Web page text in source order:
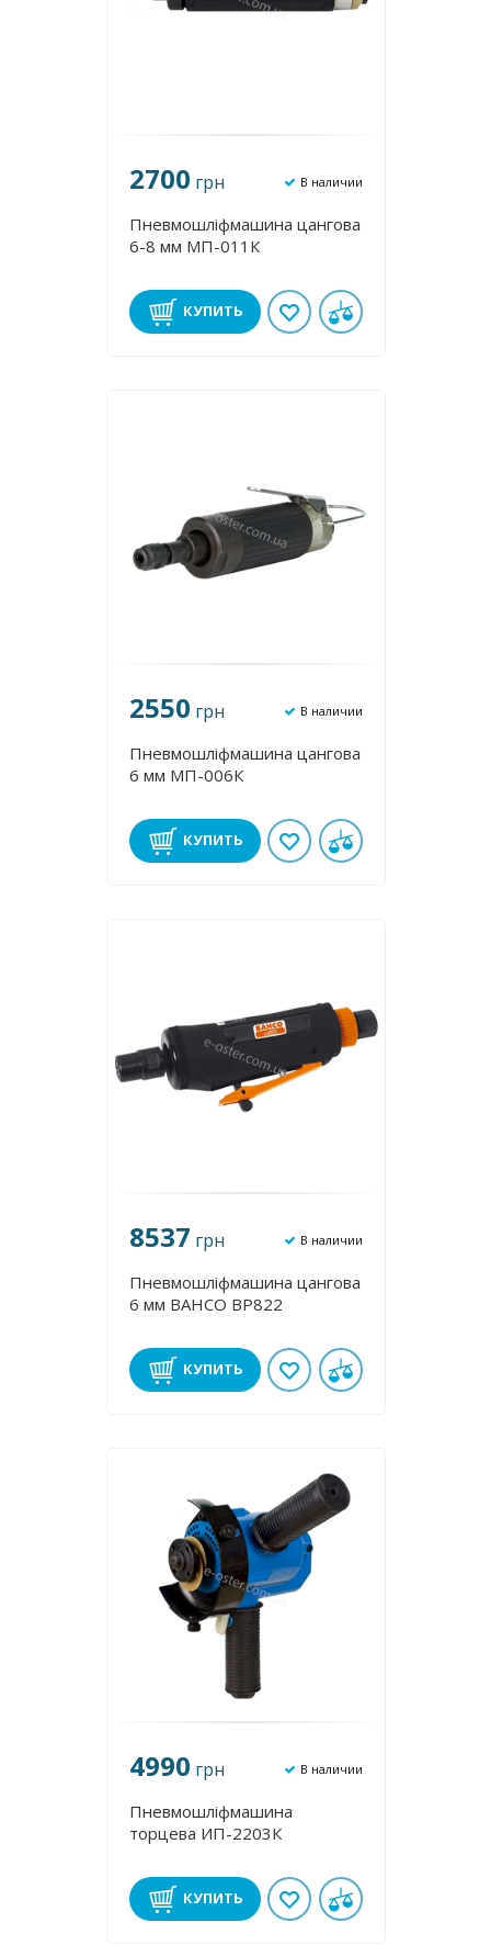
2700 грн В наличии
Пневмошліфмашина цангова
6-8 мм МП-011К
КУПИТЬ
2550 грн В наличии
Пневмошліфмашина цангова
6 мм МП-006К
КУПИТЬ
8537 грн В наличии
Пневмошліфмашина цангова
6 мм BAHCO BP822
КУПИТЬ
4990 грн В наличии
Пневмошліфмашина
торцева ИП-2203К
КУПИТЬ